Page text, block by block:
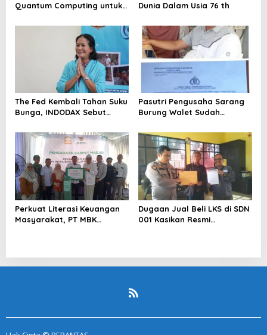
Quantum Computing untuk
Blockchain
Dunia Dalam Usia 76 th
The Fed Kembali Tahan Suku
Bunga, INDODAX Sebut
Sentimen Pasar
Pasutri Pengusaha Sarang
Burung Walet Sudah
Pelapor Desak Polda Jambi
Segera Lakukan Penahanan
Perkuat Literasi Keuangan
Masyarakat, PT MBK
Dugaan Jual Beli LKS di SDN
001 Kasikan Resmi